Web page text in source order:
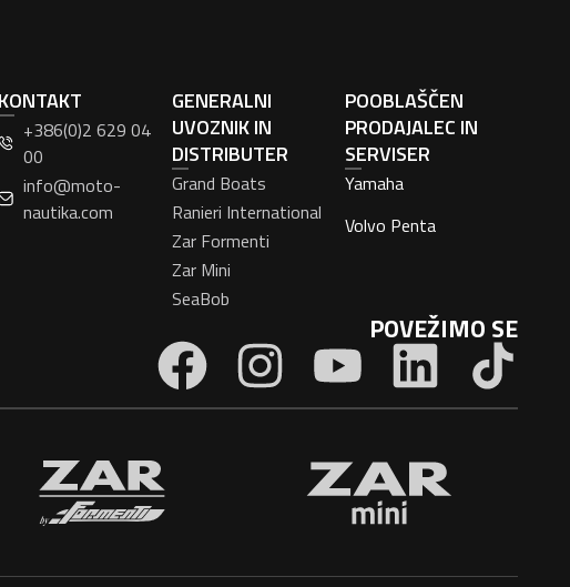
KONTAKT
+386(0)2 629 04
00
info@moto-
nautika.com
GENERALNI
UVOZNIK IN
DISTRIBUTER
Grand Boats
Ranieri International
Zar Formenti
Zar Mini
SeaBob
POOBLAŠČEN
PRODAJALEC IN
SERVISER
Yamaha
Volvo Penta
POVEŽIMO SE